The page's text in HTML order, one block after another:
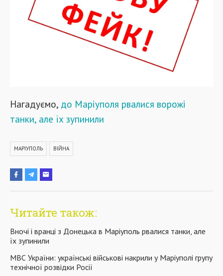
Нагадуємо, до Маріуполя рвалися ворожі
танки, але їх зупинили
МАРІУПОЛЬ ВІЙНА
Читайте також:
Вночі і вранці з Донецька в Маріуполь рвалися танки, але
їх зупинили
МВС України: українські військові накрили у Маріуполі групу
технічної розвідки Росії